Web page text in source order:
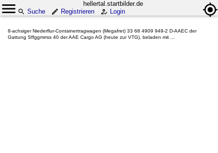
hellertal.startbilder.de
Suche
Registrieren Login
8-achsiger Niederflur-Containertragwagen (Megafret) 33 68 4909 949-2 D-AAEC der
Gattung Sffggmrrss 40 der AAE Cargo AG (heute zur VTG), beladen mit ...